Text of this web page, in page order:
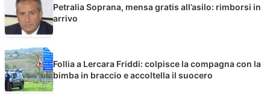
Petralia Soprana, mensa gratis all’asilo: rimborsi in
arrivo
Follia a Lercara Friddi: colpisce la compagna con la
bimba in braccio e accoltella il suocero